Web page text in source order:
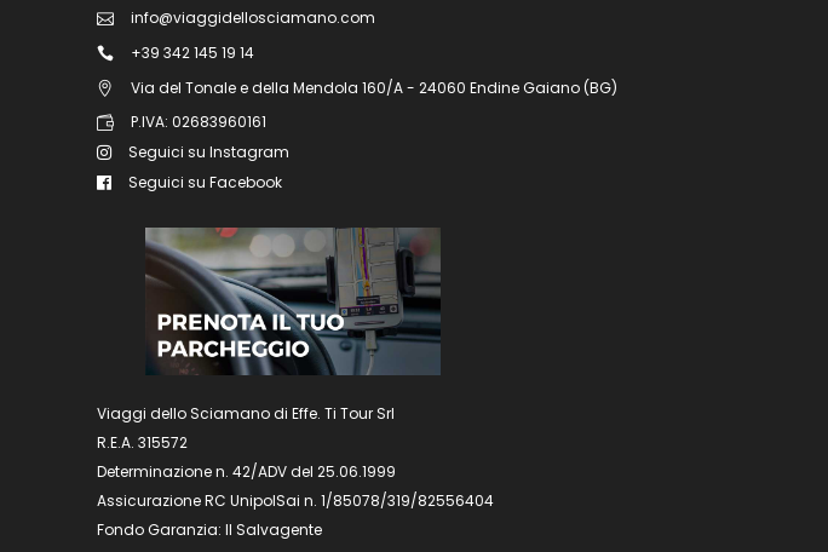
info@viaggidellosciamano.com
+39 342 145 19 14
Via del Tonale e della Mendola 160/A - 24060 Endine Gaiano (BG)
P.IVA: 02683960161
Seguici su Instagram
Seguici su Facebook
Viaggi dello Sciamano di Effe. Ti Tour Srl
R.E.A. 315572
Determinazione n. 42/ADV del 25.06.1999
Assicurazione RC UnipolSai n. 1/85078/319/82556404
Fondo Garanzia: Il Salvagente